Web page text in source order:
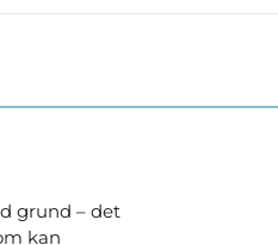
grund – det
kan